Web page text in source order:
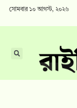
সোমবার ১০ আগস্ট, ২০২৬